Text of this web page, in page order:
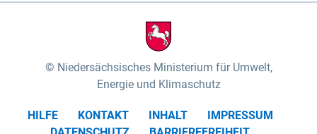
Niedersächsisches Ministerium für Umwelt,
Energie und Klimaschutz
HILFE KONTAKT INHALT
IMPRESSUM